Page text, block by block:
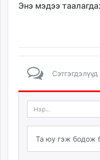
Энэ мэдээ